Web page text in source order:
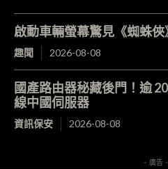
啟動車輛螢幕驚見《蜘蛛
趣聞 2026-08-08
國產路由器秘藏後門！逾
線中國伺服器
資訊保安 2026-08-08
- 廣告 -